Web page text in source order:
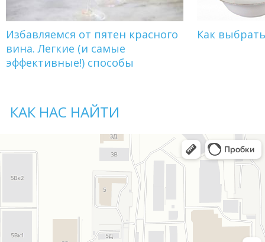
Избавляемся от пятен красного
вина. Легкие (и самые
эффективные!) способы
Как
КАК НАС НАЙТИ